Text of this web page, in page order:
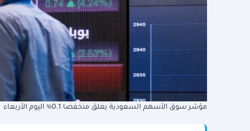
مؤشر سوق الأسهم السعودية يغلق منخفضا 0.1% اليوم الأربعاء